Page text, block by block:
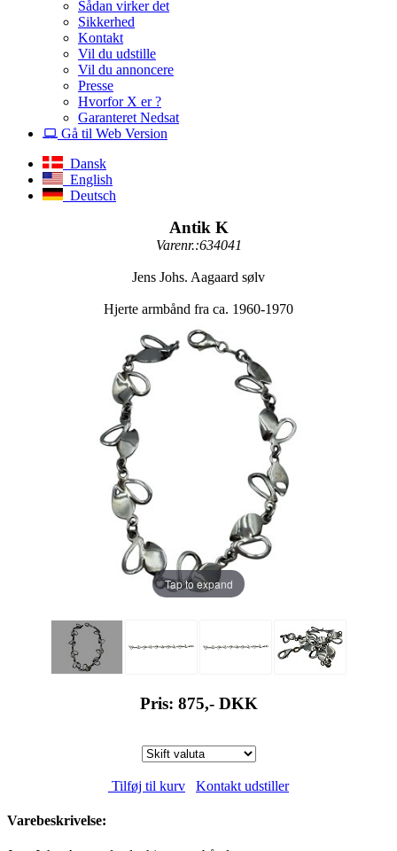
Sådan virker det
Sikkerhed
Kontakt
Vil du udstille
Vil du annoncere
Presse
Hvorfor X er ?
Garanteret Nedsat
Gå til Web Version
Dansk
English
Deutsch
Antik K
Varenr.:634041
Jens Johs. Aagaard sølv
Hjerte armbånd fra ca. 1960-1970
Tap to expand
Pris: 875,- DKK
Tilføj til kurv Kontakt udstiller
Varebeskrivelse: